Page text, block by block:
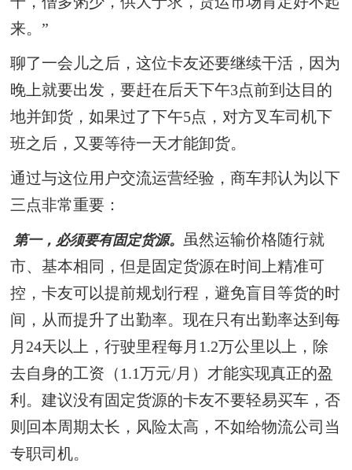
来。”
聊了一会儿之后，这位卡友还要继续干活，因为
晚上就要出发，要赶在后天下午3点前到达目的
地并卸货，如果过了下午5点，对方叉车司机下
班之后，又要等待一天才能卸货。
通过与这位用户交流运营经验，商车邦认为以下
三点非常重要：
第一，必须要有固定货源。 虽然运输价格随行就
市、基本相同，但是固定货源在时间上精准可
控，卡友可以提前规划行程，避免盲目等货的时
间，从而提升了出勤率。现在只有出勤率达到每
月24天以上，行驶里程每月1.2万公里以上，除
去自身的工资（1.1万元/月）才能实现真正的盈
利。建议没有固定货源的卡友不要轻易买车，否
则回本周期太长，风险太高，不如给物流公司当
专职司机。